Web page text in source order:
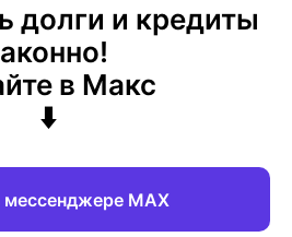
долги и кредиты
в Макс
⬇️
мессенджере МАХ